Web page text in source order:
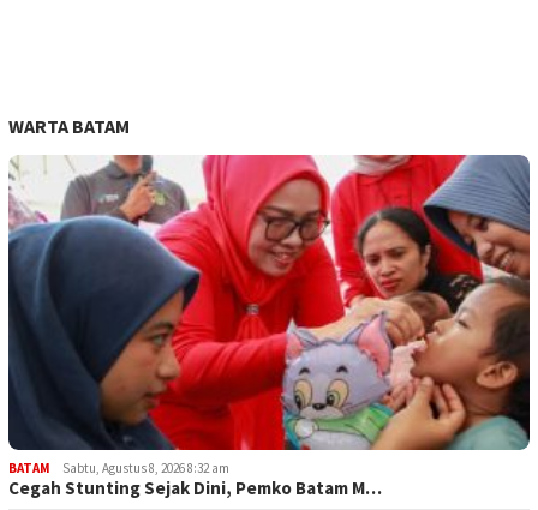
WARTA BATAM
BATAM Sabtu, Agustus 8, 2026 8:32 am
Cegah Stunting Sejak Dini, Pemko Batam M…